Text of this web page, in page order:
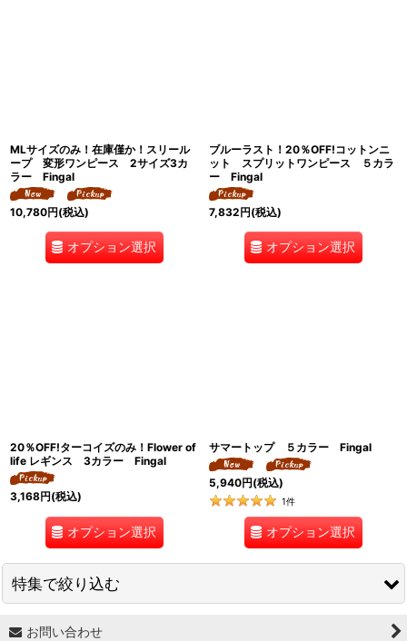
MLサイズのみ！在庫僅か！スリール
ープ 変形ワンピース 2サイズ3カ
ラー Fingal
10,780円(税込)
オプション選択
ブルーラスト！20％OFF!コットンニ
ット スプリットワンピース ５カラ
ー Fingal
7,832円(税込)
オプション選択
20％OFF!ターコイズのみ！Flower of
life レギンス 3カラー Fingal
3,168円(税込)
オプション選択
サマートップ ５カラー Fingal
5,940円(税込)
1件
オプション選択
特集で絞り込む
↓ 特集 ↓
お問い合わせ